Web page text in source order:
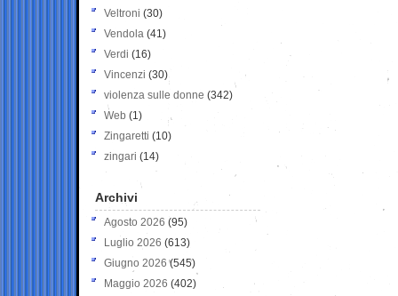
Veltroni (30)
Vendola (41)
Verdi (16)
Vincenzi (30)
violenza sulle donne (342)
Web (1)
Zingaretti (10)
zingari (14)
Archivi
Agosto 2026 (95)
Luglio 2026 (613)
Giugno 2026 (545)
Maggio 2026 (402)